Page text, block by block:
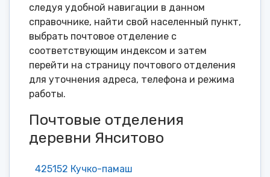
следуя удобной навигации в данном
справочнике, найти свой населенный пункт,
выбрать почтовое отделение с
соответствующим индексом и затем
перейти на страницу почтового отделения
для уточнения адреса, телефона и режима
работы.
Почтовые отделения
деревни Янситово
425152 Кучко-памаш